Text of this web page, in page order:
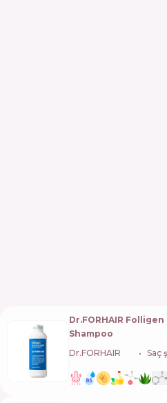
Dr.FORHAIR
Shampoo
Dr.FORHAIR
Saç